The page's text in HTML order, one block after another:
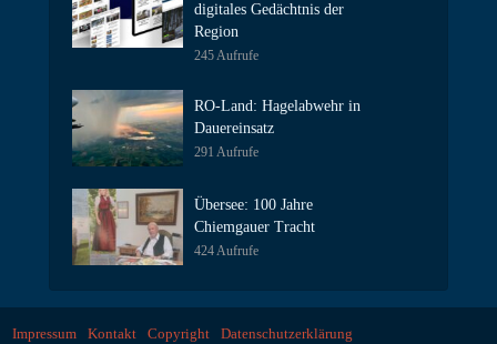
digitales Gedächtnis der
Region
245 Aufrufe
RO-Land: Hagelabwehr in
Dauereinsatz
291 Aufrufe
Übersee: 100 Jahre
Chiemgauer Tracht
424 Aufrufe
Impressum Kontakt Copyright Datenschutzerklärung